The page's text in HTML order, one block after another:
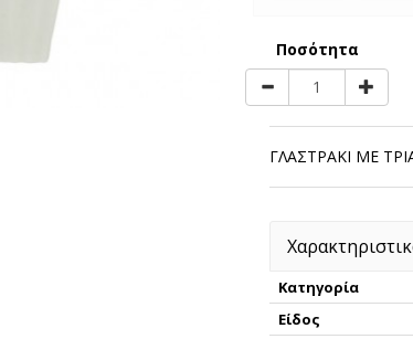
Ποσότητα
ΓΛΑΣΤΡΑΚΙ ΜΕ
Κατηγορία
Είδος